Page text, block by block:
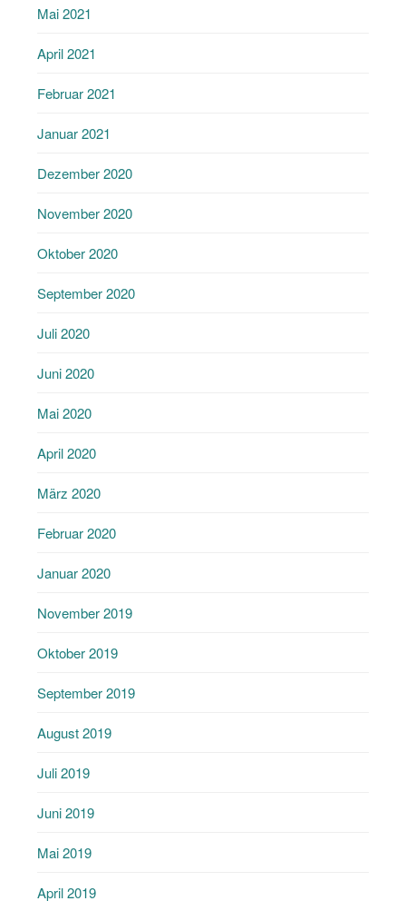
Mai 2021
April 2021
Februar 2021
Januar 2021
Dezember 2020
November 2020
Oktober 2020
September 2020
Juli 2020
Juni 2020
Mai 2020
April 2020
März 2020
Februar 2020
Januar 2020
November 2019
Oktober 2019
September 2019
August 2019
Juli 2019
Juni 2019
Mai 2019
April 2019